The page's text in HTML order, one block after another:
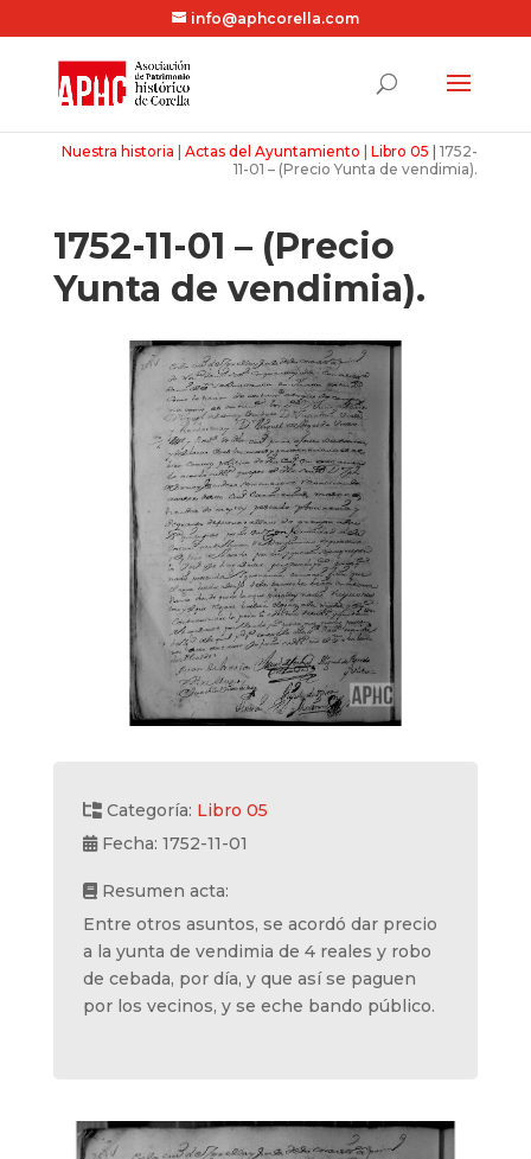
info@aphcorella.com
Nuestra historia |Actas del Ayuntamiento |Libro 05 |1752-
11-01 – (Precio Yunta de vendimia).
1752-11-01 – (Precio
Yunta de vendimia).
Categoría: Libro 05
Fecha: 1752-11-01
Resumen acta:
Entre otros asuntos, se acordó dar precio
a la yunta de vendimia de 4 reales y robo
de cebada, por día, y que así se paguen
por los vecinos, y se eche bando público.